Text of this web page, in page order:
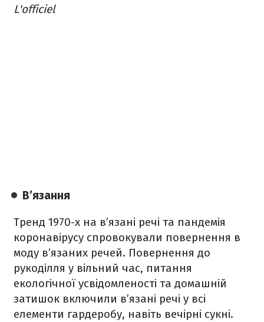
L'officiel
В’язання
Тренд 1970-х на в’язані речі та пандемія
коронавірусу спровокували повернення в
моду в’язаних речей. Повернення до
рукоділля у вільний час, питання
екологічної усвідомленості та домашній
затишок включили в’язані речі у всі
елементи гардеробу, навіть вечірні сукні.